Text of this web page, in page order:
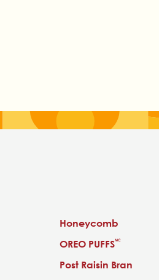
Honeycomb
OREO PUFFSMC
Post Raisin Bran